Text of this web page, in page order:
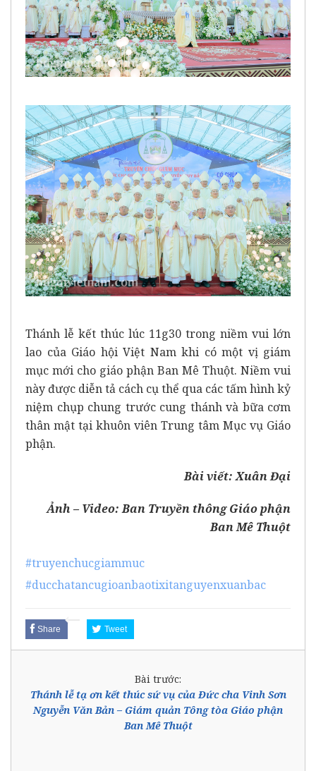
Thánh lễ kết thúc lúc 11g30 trong niềm vui lớn
lao của Giáo hội Việt Nam khi có một vị giám
mục mới cho giáo phận Ban Mê Thuột. Niềm vui
này được diễn tả cách cụ thể qua các tấm hình kỷ
niệm chụp chung trước cung thánh và bữa cơm
thân mật tại khuôn viên Trung tâm Mục vụ Giáo
phận.
Bài viết: Xuân Đại
Ảnh – Video: Ban Truyền thông Giáo phận
Ban Mê Thuột
#truyenchucgiammuc
#ducchatancugioanbaotixitanguyenxuanbac
Share Tweet
Bài trước:
Thánh lễ tạ ơn kết thúc sứ vụ của Đức cha Vinh Sơn
Nguyễn Văn Bản – Giám quản Tông tòa Giáo phận
Ban Mê Thuột